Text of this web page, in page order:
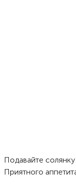
Подавайте
Приятного